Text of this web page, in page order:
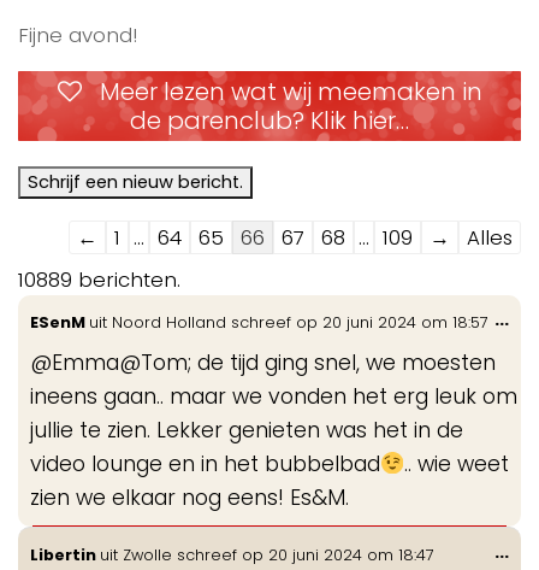
Fijne avond!
Meer lezen wat wij meemaken in
de parenclub? Klik hier…
Navigatie
door
de
gastenboek-
lijst
← 1 ... 64 65 66 67 68 ... 109 →
Alles
10889 berichten.
ESenM uit Noord Holland schreef op 20 juni 2024 om 18:57
@Emma@Tom; de tijd ging snel, we moesten
ineens gaan.. maar we vonden het erg leuk om
jullie te zien. Lekker genieten was het in de
video lounge en in het bubbelbad
.. wie weet
zien we elkaar nog eens! Es&M.
...
Libertin uit Zwolle schreef op 20 juni 2024 om 18:47 ...